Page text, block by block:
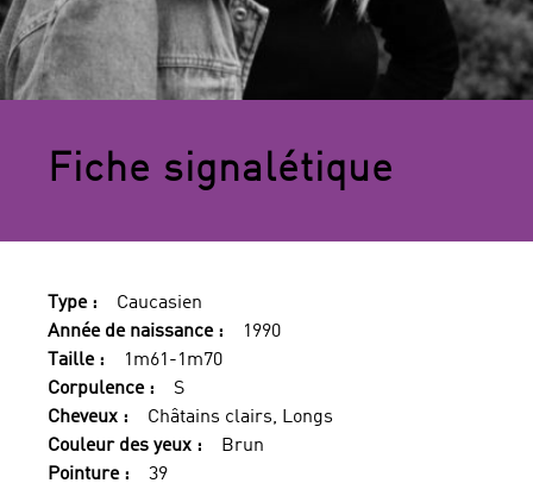
Fiche signalétique
Type :
Caucasien
Année de naissance :
1990
Taille :
1m61-1m70
Corpulence :
S
Cheveux :
Châtains clairs, Longs
Couleur des yeux :
Brun
Pointure :
39